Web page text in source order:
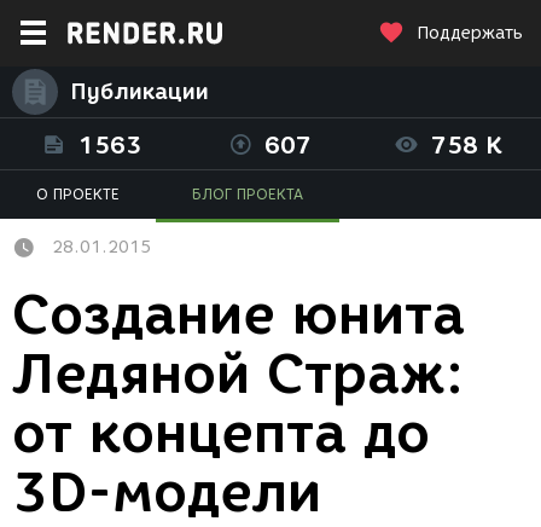
Поддержать
Публикации
1563 607 758 K
О ПРОЕКТЕ БЛОГ ПРОЕКТА
28.01.2015
Создание юнита
Ледяной Страж:
от концепта до
3D-модели